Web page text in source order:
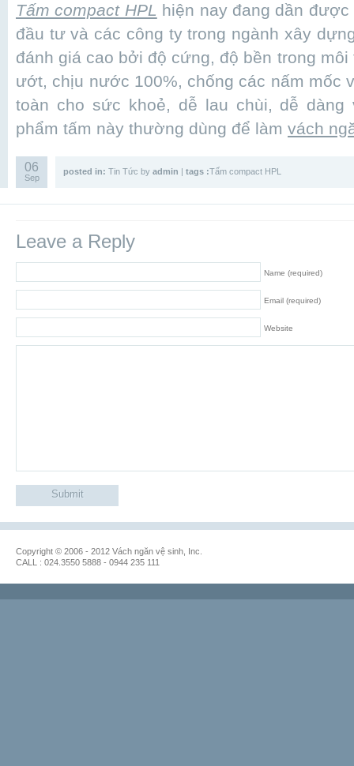
Tấm compact HPL hiện nay đang dần
đầu tư và các công ty trong ngành xây
đánh giá cao bởi độ cứng, độ bền trong
ướt, chịu nước 100%, chống các nấm mốc
toàn cho sức khoẻ, dễ lau chùi, dễ dàng
phẩm tấm này thường dùng để làm vách
06
Sep
posted in: Tin Tức by admin | tags :Tấm compact HPL
Leave a Reply
Name (required)
Email (required)
Website
Copyright © 2006 - 2012 Vách ngăn vệ sinh, Inc.
CALL : 024.3550 5888 - 0944 235 111